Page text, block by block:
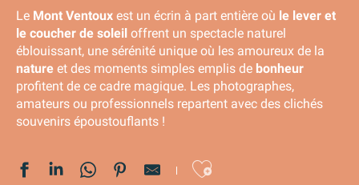
Le Mont Ventoux est un écrin à part entière où le lever et
le coucher de soleil offrent un spectacle naturel
éblouissant, une sérénité unique où les amoureux de la
nature et des moments simples emplis de bonheur
profitent de ce cadre magique. Les photographes,
amateurs ou professionnels repartent avec des clichés
souvenirs époustouflants !
Ajouter